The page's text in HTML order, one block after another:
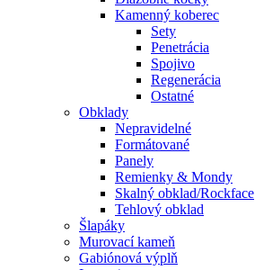
Kamenný koberec
Sety
Penetrácia
Spojivo
Regenerácia
Ostatné
Obklady
Nepravidelné
Formátované
Panely
Remienky & Mondy
Skalný obklad/Rockface
Tehlový obklad
Šlapáky
Murovací kameň
Gabiónová výplň